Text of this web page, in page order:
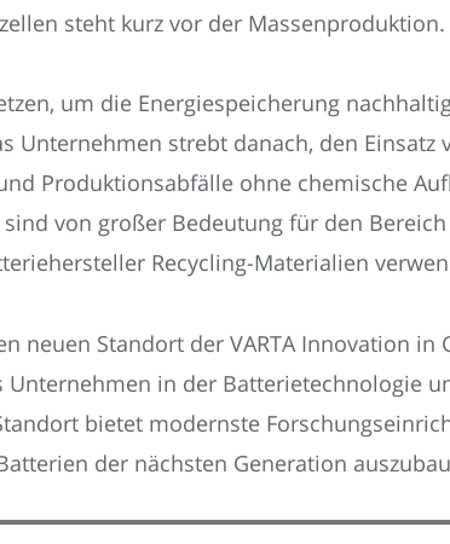
steht kurz vor der Massenproduktion.
um die Energiespeicherung
Unternehmen strebt danach, den Einsatz
Produktionsabfälle ohne chemische
von großer Bedeutung für den
Recycling-Materialien
Standort der VARTA Innovation in
in der Batterietechnologie
bietet modernste
der nächsten Generation